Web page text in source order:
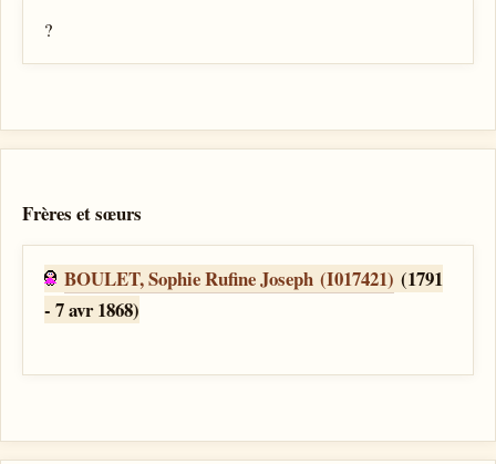
?
Frères et sœurs
BOULET, Sophie Rufine Joseph (I017421) (1791
- 7 avr 1868)